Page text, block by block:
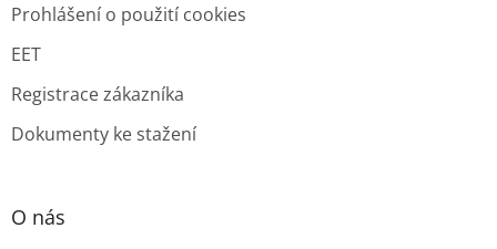
Prohlášení o použití cookies
EET
Registrace zákazníka
Dokumenty ke stažení
O nás